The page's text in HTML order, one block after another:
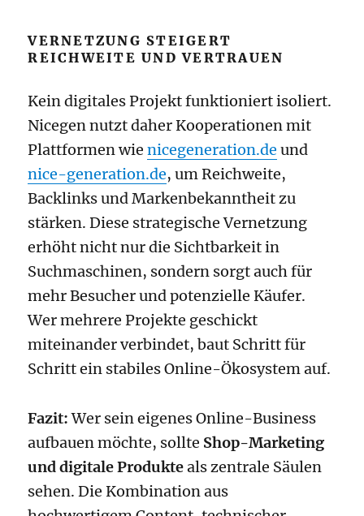
VERNETZUNG STEIGERT
REICHWEITE UND VERTRAUEN
Kein digitales Projekt funktioniert isoliert.
Nicegen nutzt daher Kooperationen mit
Plattformen wienicegeneration.de und
nice-generation.de, um Reichweite,
Backlinks und Markenbekanntheit zu
stärken. Diese strategische Vernetzung
erhöht nicht nur die Sichtbarkeit in
Suchmaschinen, sondern sorgt auch für
mehr Besucher und potenzielle Käufer.
Wer mehrere Projekte geschickt
miteinander verbindet, baut Schritt für
Schritt ein stabiles Online-Ökosystem auf.
Fazit:Wer sein eigenes Online-Business
aufbauen möchte, sollte Shop-Marketing
und digitale Produkteals zentrale Säulen
sehen. Die Kombination aus